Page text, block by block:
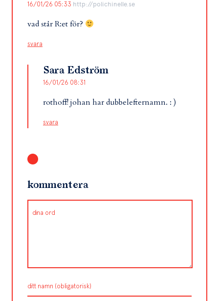
16/01/26 05:33 http://polichinelle.se
vad står R:et för?
svara
Sara Edström
16/01/26 08:31
rothoff! johan har dubbelefternamn. : )
svara
kommentera